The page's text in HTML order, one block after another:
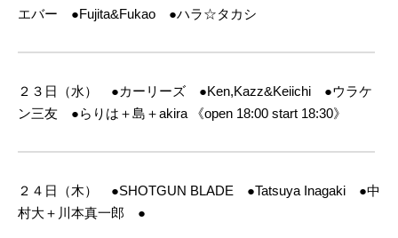
エバー ●Fujita&Fukao ●ハラ☆タカシ
２３日（水） ●カーリーズ ●Ken,Kazz&Keiichi ●ウラケ
ン三友 ●らりは＋島＋akira 《open 18:00 start 18:30》
２４日（木） ●SHOTGUN BLADE ●Tatsuya Inagaki ●中
村大＋川本真一郎 ●